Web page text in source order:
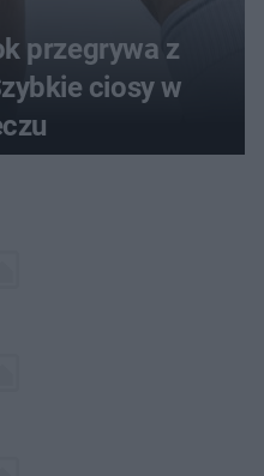
przegrywa z
ciosy w